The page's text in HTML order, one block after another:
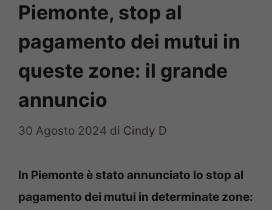
Piemonte, stop al
pagamento dei mutui in
queste zone: il grande
annuncio
30 Agosto 2024 di Cindy D
In Piemonte è stato annunciato lo stop al
pagamento dei mutui in determinate zone: